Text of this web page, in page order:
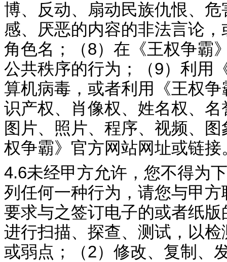
博、反动、 扇动民族仇恨、
感、厌恶的内容的非法言论
角色名；（8）在《王权争霸
公共秩序的行为；（9）利用
算机病毒，或者利用《王权争
识产权、肖像权、姓名权、
图片、照片、程序、视频、
图
权争霸》官方网站网址或链接
4.6未经甲方允许， 您不得为
列任何一种行为，请您与甲
要求与之签订电子的或者纸
进行扫描、探查、测试，以
或弱点；（2）修改、复制、